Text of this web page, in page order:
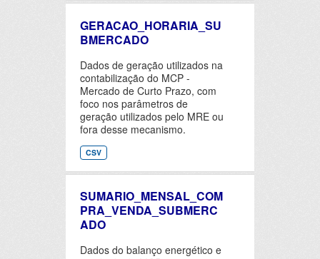
GERACAO_HORARIA_SU
BMERCADO
Dados de geração utilizados na
contabilização do MCP -
Mercado de Curto Prazo, com
foco nos parâmetros de
geração utilizados pelo MRE ou
fora desse mecanismo.
CSV
SUMARIO_MENSAL_COM
PRA_VENDA_SUBMERC
ADO
Dados do balanço energético e